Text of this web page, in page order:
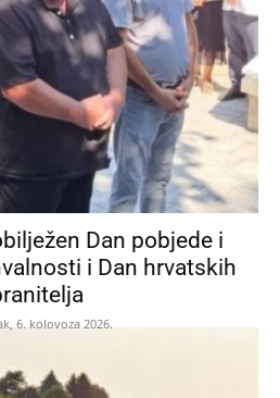
Dan pobjede i
i Dan hrvatskih
6. kolovoza 2026.